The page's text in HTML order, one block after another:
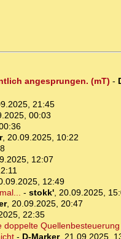
angesprungen. (mT) -
21:45
00:03
, 20.09.2025, 10:22
12:07
12:49
- stokk', 20.09.2025,
, 20.09.2025, 20:47
22:35
doppelte
- D-Marker, 21.09.2025,